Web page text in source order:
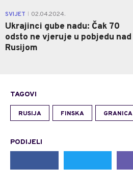
SVIJET 02.04.2024.
Ukrajinci gube nadu: Čak 70
odsto ne vjeruje u pobjedu nad
Rusijom
TAGOVI
RUSIJA FINSKA GRANICA
PODIJELI